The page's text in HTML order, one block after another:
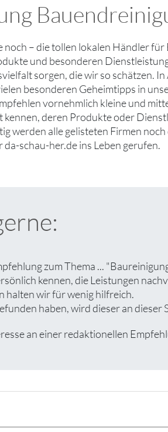
noch – die tollen lokalen Händler
und besonderen
sorgen, die wir so schätzen.
besonderen Geheimtipps in
vornehmlich kleine und
kennen, deren Produkte oder
werden alle gelisteten Firmen
da-schau-her.de ins Leben gerufen.
zum Thema ...
kennen, die Leistungen
halten wir für wenig hilfreich.
haben, wird dieser an
an einer redaktionellen